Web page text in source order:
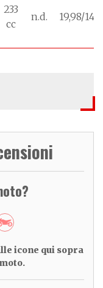
233
cc
n.d. 19,98/
icone qui sopra